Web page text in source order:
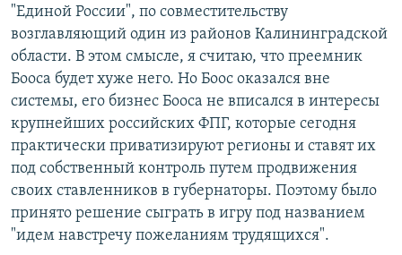
"Единой России", по совместительству
возглавляющий один из районов Калининградской
области. В этом смысле, я считаю, что преемник
Бооса будет хуже него. Но Боос оказался вне
системы, его бизнес Бооса не вписался в интересы
крупнейших российских ФПГ, которые сегодня
практически приватизируют регионы и ставят их
под собственный контроль путем продвижения
своих ставленников в губернаторы. Поэтому было
принято решение сыграть в игру под названием
"идем навстречу пожеланиям трудящихся".